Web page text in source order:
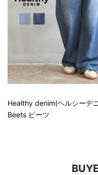
Healthy denim(ヘルシーデ
Beets ビーツ